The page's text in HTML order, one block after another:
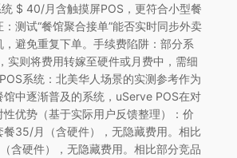
$ 40/月含触摸屏POS，更符合小型餐
测试“餐馆聚合接单”能否实时同步外卖
避免重复下单。手续费陷阱：部分系
实则将费用转嫁至硬件或月费中，需细
系统：北美华人场景的实测参考作为
馆中逐渐普及的系统，uServe POS在对
性优势（基于实际用户反馈整理）：价
餐35/月（含硬件），无隐藏费用。相比
含硬件），无隐藏费用。相比部分竞品